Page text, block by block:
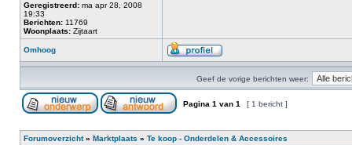
Geregistreerd: ma apr 28, 2008
19:33
Berichten: 11769
Woonplaats: Zijtaart
Omhoog
Geef de vorige berichten weer:
Pagina 1 van 1 [ 1 bericht ]
Forumoverzicht» Marktplaats » Te koop - Onderdelen & Accessoires